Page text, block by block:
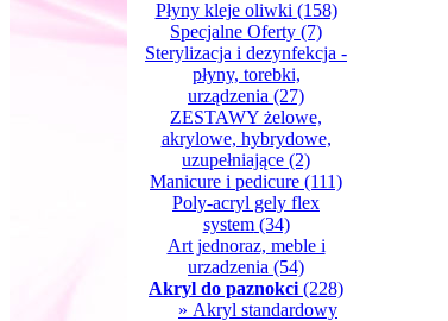
Płyny kleje oliwki (158)
Specjalne Oferty (7)
Sterylizacja i dezynfekcja -
płyny, torebki,
urządzenia (27)
ZESTAWY żelowe,
akrylowe, hybrydowe,
uzupełniające (2)
Manicure i pedicure (111)
Poly-acryl gely flex
system(34)
Art jednoraz, meble i
urzadzenia (54)
Akryl do paznokci (228)
» Akryl standardowy